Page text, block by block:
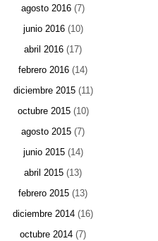
agosto 2016 (7)
junio 2016(10)
abril 2016 (17)
febrero 2016 (14)
diciembre 2015(11)
octubre 2015(10)
agosto 2015 (7)
junio 2015(14)
abril 2015 (13)
febrero 2015 (13)
diciembre 2014 (16)
octubre 2014 (7)